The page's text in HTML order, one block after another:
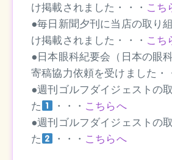
け掲載されました・・・ こち
●毎日新聞夕刊に当店の取り
け掲載されました・・・ こち
●日本眼科紀要会（日本の眼
寄稿協力依頼を受けました・
●週刊ゴルフダイジェストの
た
・・・ こちらへ
●週刊ゴルフダイジェストの
た
・・・ こちらへ